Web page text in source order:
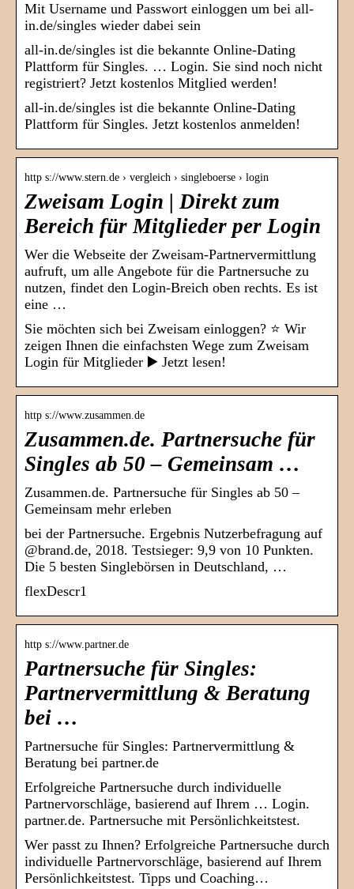
Mit Username und Passwort einloggen um bei all-
in.de/singles wieder dabei sein
all-in.de/singles ist die bekannte Online-Dating
Plattform für Singles. … Login. Sie sind noch nicht
registriert? Jetzt kostenlos Mitglied werden!
all-in.de/singles ist die bekannte Online-Dating
Plattform für Singles. Jetzt kostenlos anmelden!
http s://www.stern.de › vergleich › singleboerse › login
Zweisam Login | Direkt zum
Bereich für Mitglieder per Login
Wer die Webseite der Zweisam-Partnervermittlung
aufruft, um alle Angebote für die Partnersuche zu
nutzen, findet den Login-Breich oben rechts. Es ist
eine …
Sie möchten sich bei Zweisam einloggen? ⭐️ Wir
zeigen Ihnen die einfachsten Wege zum Zweisam
Login für Mitglieder ▶️ Jetzt lesen!
http s://www.zusammen.de
Zusammen.de. Partnersuche für
Singles ab 50 – Gemeinsam …
Zusammen.de. Partnersuche für Singles ab 50 –
Gemeinsam mehr erleben
bei der Partnersuche. Ergebnis Nutzerbefragung auf
@brand.de, 2018. Testsieger: 9,9 von 10 Punkten.
Die 5 besten Singlebörsen in Deutschland, …
flexDescr1
http s://www.partner.de
Partnersuche für Singles:
Partnervermittlung & Beratung
bei …
Partnersuche für Singles: Partnervermittlung &
Beratung bei partner.de
Erfolgreiche Partnersuche durch individuelle
Partnervorschläge, basierend auf Ihrem … Login.
partner.de. Partnersuche mit Persönlichkeitstest.
Wer passt zu Ihnen? Erfolgreiche Partnersuche durch
individuelle Partnervorschläge, basierend auf Ihrem
Persönlichkeitstest. Tipps und Coaching…